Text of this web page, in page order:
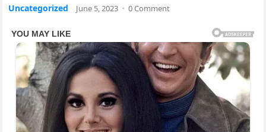
Uncategorized June 5, 2023 · 0 Comment